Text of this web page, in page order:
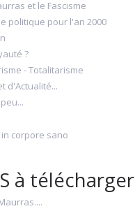
et le Fascisme
politique pour l'an 2000
?
- Totalitarisme
d'Actualité...
corpore sano
à télécharger